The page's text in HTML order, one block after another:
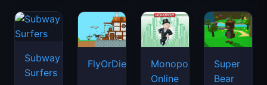
Subway
Surfers
FlyOrDie.io
Monopoly
Online
Super
Bear